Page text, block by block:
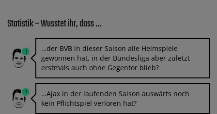
Statistik – Wusstet ihr, dass …
…der BVB in dieser Saison alle Heimspiele
gewonnen hat, in der Bundesliga aber zuletzt
erstmals auch ohne Gegentor blieb?
…Ajax in der laufenden Saison auswärts noch
kein Pflichtspiel verloren hat?